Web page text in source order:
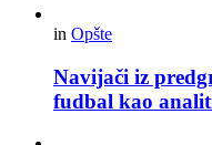
in Opšte
Navijači iz
fudbal kao